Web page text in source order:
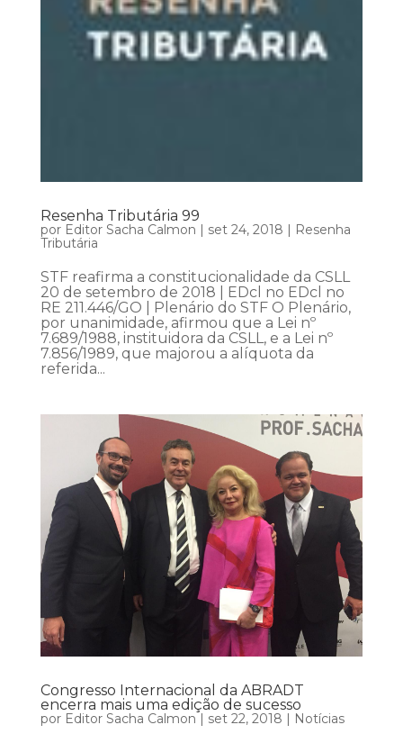
Resenha Tributária 99
por Editor Sacha Calmon | set 24, 2018 | Resenha
Tributária
STF reafirma a constitucionalidade da CSLL
20 de setembro de 2018 | EDcl no EDcl no
RE 211.446/GO | Plenário do STF O Plenário,
por unanimidade, afirmou que a Lei nº
7.689/1988, instituidora da CSLL, e a Lei nº
7.856/1989, que majorou a alíquota da
referida...
Congresso Internacional da ABRADT
encerra mais uma edição de sucesso
por Editor Sacha Calmon | set 22, 2018 | Notícias